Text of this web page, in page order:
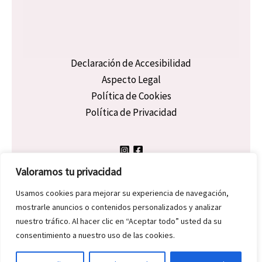
Valoramos tu privacidad
Usamos cookies para mejorar su experiencia de navegación,
mostrarle anuncios o contenidos personalizados y analizar
nuestro tráfico. Al hacer clic en “Aceptar todo” usted da su
consentimiento a nuestro uso de las cookies.
Declaración de Accesibilidad
Aspecto Legal
Política de Cookies
Política de Privacidad
Copyright © 2026 Dicky Morgan | Powered by Dicky Morgan